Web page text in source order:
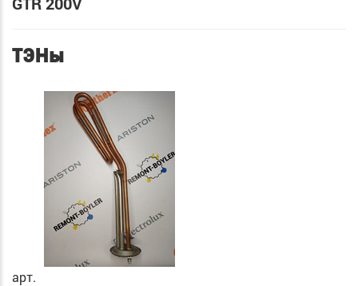
ТЭНы
арт.